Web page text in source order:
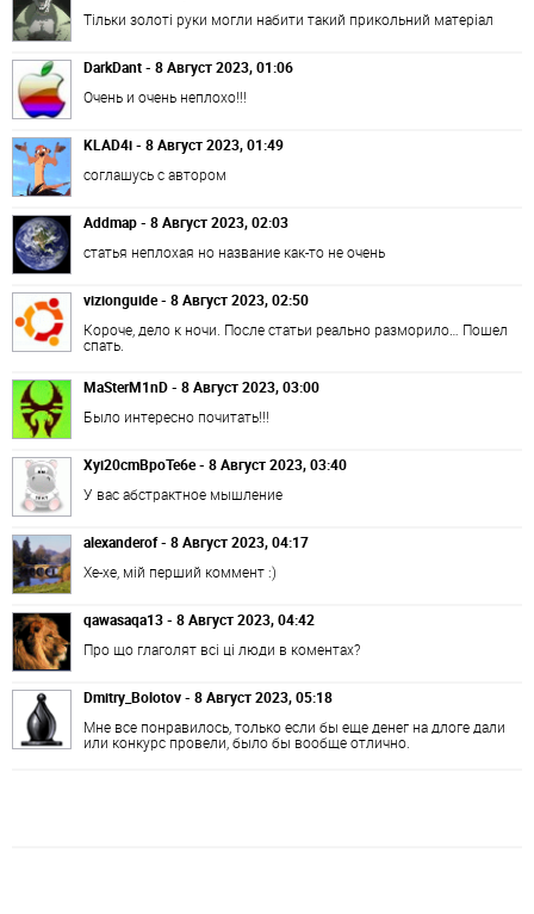
Тільки золоті руки могли набити такий прикольний матеріал
DarkDant - 8 Август 2023, 01:06
Очень и очень неплохо!!!
KLAD4i - 8 Август 2023, 01:49
соглашусь с автором
Addmap - 8 Август 2023, 02:03
статья неплохая но название как-то не очень
vizionguide - 8 Август 2023, 02:50
Короче, дело к ночи. После статьи реально разморило… Пошел
спать.
MaSterM1nD - 8 Август 2023, 03:00
Было интересно почитать!!!
Xyi20cmBpoTe6e - 8 Август 2023, 03:40
У вас абстрактное мышление
alexanderof - 8 Август 2023, 04:17
Хе-хе, мій перший коммент :)
qawasaqa13 - 8 Август 2023, 04:42
Про що глаголят всі ці люди в коментах?
Dmitry_Bolotov - 8 Август 2023, 05:18
Мне все понравилось, только если бы еще денег на длоге дали
или конкурс провели, было бы вообще отлично.